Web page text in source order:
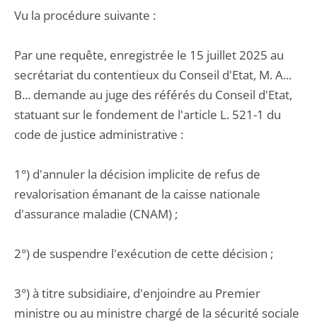
Vu la procédure suivante :
Par une requête, enregistrée le 15 juillet 2025 au
secrétariat du contentieux du Conseil d'Etat, M. A...
B... demande au juge des référés du Conseil d'Etat,
statuant sur le fondement de l'article L. 521-1 du
code de justice administrative :
1°) d'annuler la décision implicite de refus de
revalorisation émanant de la caisse nationale
d'assurance maladie (CNAM) ;
2°) de suspendre l'exécution de cette décision ;
3°) à titre subsidiaire, d'enjoindre au Premier
ministre ou au ministre chargé de la sécurité sociale